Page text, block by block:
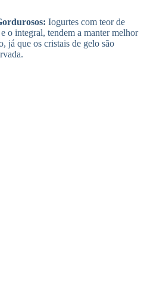
Iogurtes com teor de
o integral, tendem a manter melhor
já que os cristais de gelo são